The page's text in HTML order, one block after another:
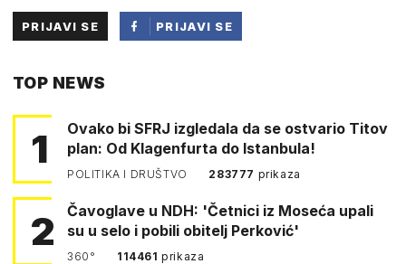
PRIJAVI SE
PRIJAVI SE
TOP NEWS
1
Ovako bi SFRJ izgledala da se ostvario Titov
plan: Od Klagenfurta do Istanbula!
POLITIKA I DRUŠTVO 283777 prikaza
2
Čavoglave u NDH: 'Četnici iz Moseća upali
su u selo i pobili obitelj Perković'
360° 114461prikaza